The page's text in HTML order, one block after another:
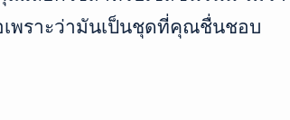
พราะว่ามันเป็นชุดที่คุณชื่นชอบ